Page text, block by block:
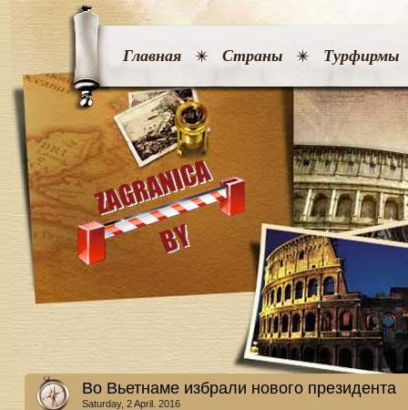
Главная Страны Турфирмы
Во Вьетнаме избрали нового президента
Saturday, 2 April. 2016